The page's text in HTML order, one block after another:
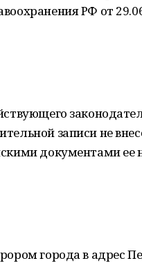
РФ от
записи не
документами ее
города в адрес